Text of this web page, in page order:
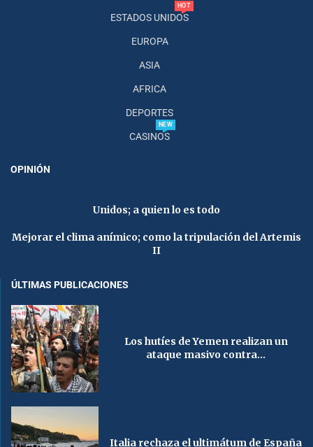
ESTADOS UNIDOS
HOT
EUROPA
ASIA
AFRICA
DEPORTES
CASINOS
NEW
OPINIÓN
Unidos; a quien lo es todo
Mejorar el clima anímico; como la tripulación del Artemis
II
ÚLTIMAS PUBLICACIONES
Los hutíes de Yemen realizan un
ataque masivo contra...
Italia rechaza el ultimátum de España